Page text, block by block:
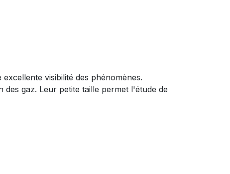
visibilité des phénomènes.
gaz. Leur petite taille permet l'étude de